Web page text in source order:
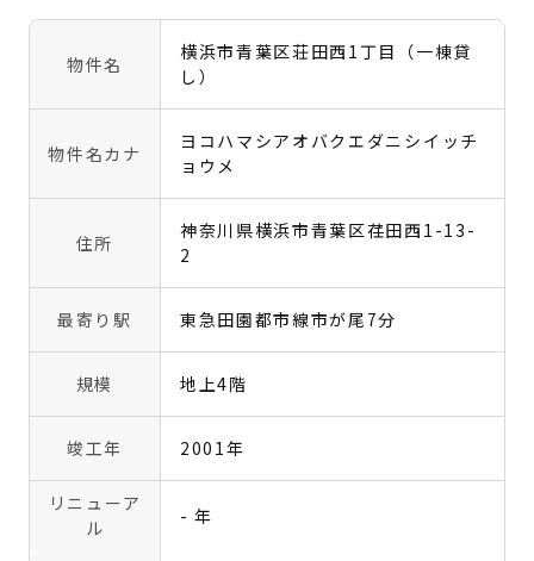
物件名
横浜市青葉区荘田西1丁目（一棟貸
し）
物件名カナ
ヨコハマシアオバクエダニシイッチ
ョウメ
住所
神奈川県横浜市青葉区荏田西1-13-
2
最寄り駅 東急田園都市線市が尾7分
規模 地上4階
竣工年 2001年
リニューア
ル
- 年